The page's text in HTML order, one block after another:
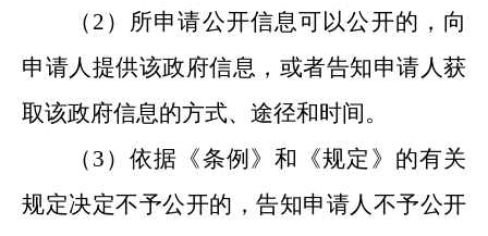
（ 2 ）所申请公开信息可以公开的，向
申请人提供该政府信息，或者告知申请人获
取该政府信息的方式、途径和时间。
（ 3 ）依据《条例》和《规定》的有关
规定决定不予公开的，告知申请人不予公开